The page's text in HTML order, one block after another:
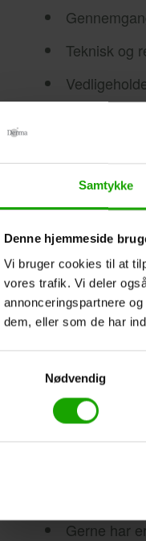
Samtykke
Denne hjemmeside
Vi bruger cookies til at
vores trafik. Vi deler
annonceringspartnere
dem, eller som de har
Nødvendig
Teknisk og
Hvem er du?
computeren
En stor del af
lovkrav,
Hvis du
høj kvalitet i
Vi forestiller
Har
Gerne har